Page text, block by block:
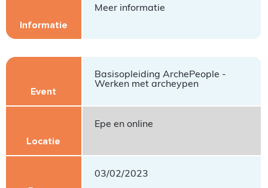
Meer informatie
Basisopleiding ArchePeople -
Werken met archeypen
Epe en online
03/02/2023